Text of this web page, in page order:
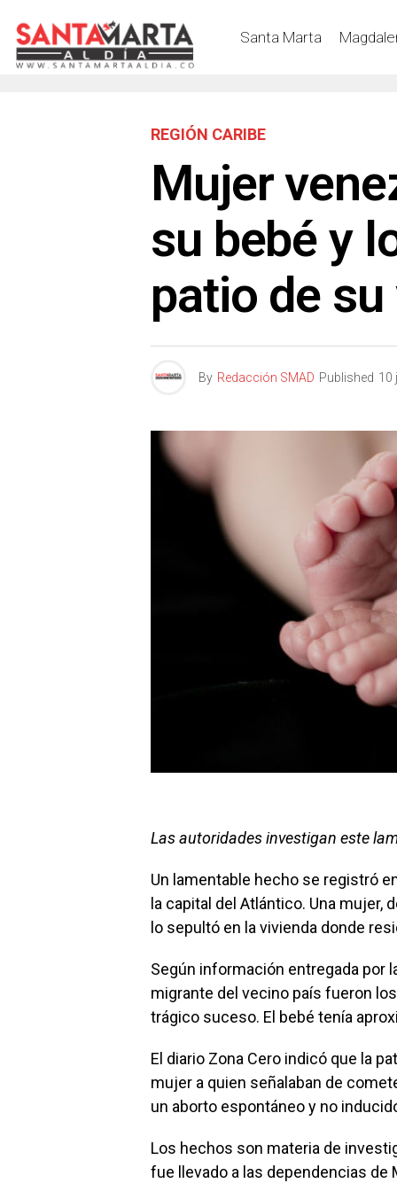
Santa Marta
REGIÓN CARIBE
Mujer
su bebé y
patio de
By Redacción SMAD Published 10
Las autoridades investigan este
Un lamentable hecho se registró
la capital del Atlántico. Una mujer,
lo sepultó en la vivienda donde
Según información entregada por
migrante del vecino país fueron
trágico suceso. El bebé tenía
El diario Zona Cero indicó que la
mujer a quien señalaban de
un aborto espontáneo y no
Los hechos son materia de
fue llevado a las dependencias de